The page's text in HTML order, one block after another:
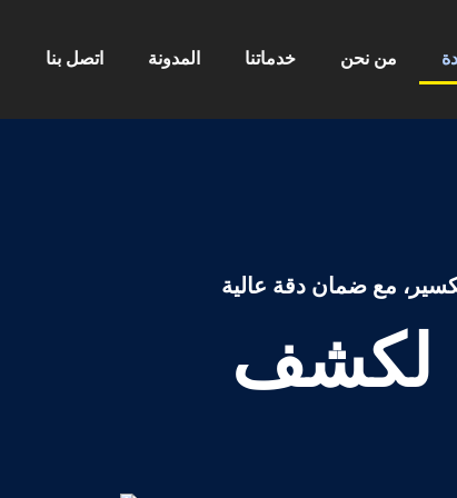
من نحن خدماتنا المدونة اتصل بنا
مع ضمان دقة عالية
لكشف